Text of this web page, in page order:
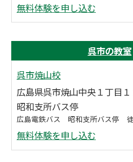
無料体験を申し込む
呉市の教室
呉市焼山校
広島県呉市焼山中央１丁目１
昭和支所バス停
広島電鉄バス 昭和支所バス停
無料体験を申し込む